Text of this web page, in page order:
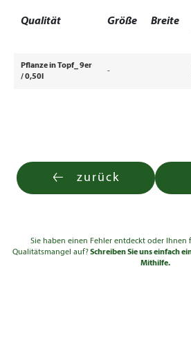
Qualität Größe Breite
Pflanze in Topf_ 9er
/ 0,50l
-
zurück
Sie haben einen Fehler entdeckt oder
Qualitätsmangel auf?Schreiben Sie uns einfach
Mithilfe.